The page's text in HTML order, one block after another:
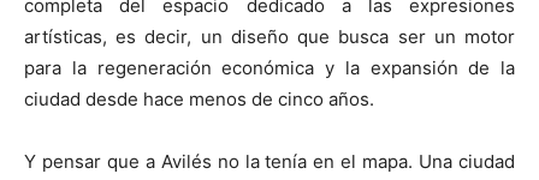
completa del espacio dedicado a las expresiones
artísticas, es decir, un diseño que busca ser un motor
para la regeneración económica y la expansión de la
ciudad desde hace menos de cinco años.
Y pensar que a Avilés no la tenía en el mapa. Una ciudad